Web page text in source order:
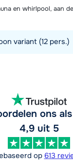
en whirlpool, aan
variant (12 pers.)
ons
4,9 uit 5
op 613